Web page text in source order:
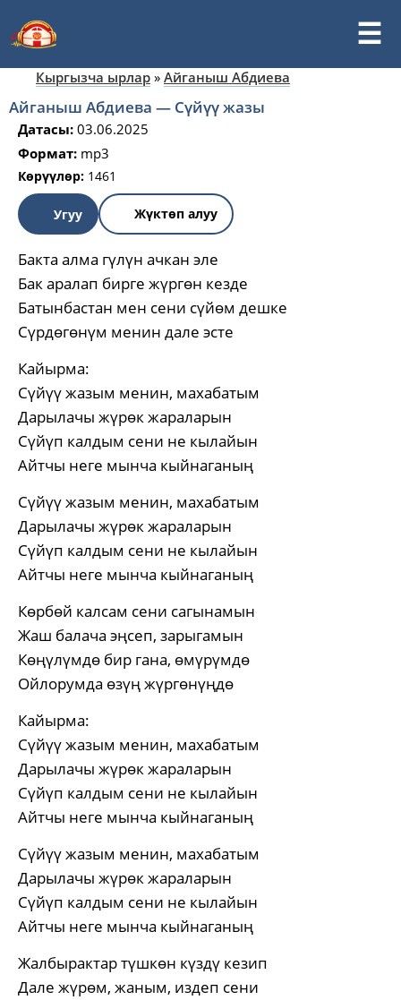
Кыргызча ырлар » Айганыш Абдиева
Айганыш Абдиева — Сүйүү жазы
Датасы: 03.06.2025
Формат: mp3
Көрүүлөр: 1461
Угуу Жүктөп алуу
Бакта алма гүлүн ачкан эле
Бак аралап бирге жүргөн кезде
Батынбастан мен сени сүйөм дешке
Сүрдөгөнүм менин дале эсте
Кайырма:
Сүйүү жазым менин, махабатым
Дарылачы жүрөк жараларын
Сүйүп калдым сени не кылайын
Айтчы неге мынча кыйнаганың
Сүйүү жазым менин, махабатым
Дарылачы жүрөк жараларын
Сүйүп калдым сени не кылайын
Айтчы неге мынча кыйнаганың
Көрбөй калсам сени сагынамын
Жаш балача эңсеп, зарыгамын
Көңүлүмдө бир гана, өмүрүмдө
Ойлорумда өзүң жүргөнүңдө
Кайырма:
Сүйүү жазым менин, махабатым
Дарылачы жүрөк жараларын
Сүйүп калдым сени не кылайын
Айтчы неге мынча кыйнаганың
Сүйүү жазым менин, махабатым
Дарылачы жүрөк жараларын
Сүйүп калдым сени не кылайын
Айтчы неге мынча кыйнаганың
Жалбырактар түшкөн күздү кезип
Дале жүрөм, жаным, издеп сени